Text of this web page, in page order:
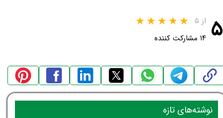
۵ از ۵
۱۴ مشارکت کننده
نوشته‌های تازه